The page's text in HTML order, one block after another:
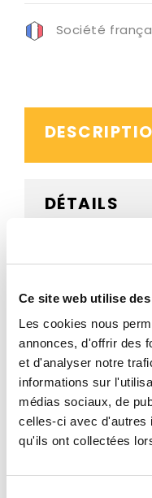
Ce site web utilise
Les cookies nous
annonces, d'offrir des
et d'analyser notre
informations sur
médias sociaux, de
celles-ci avec d'autres
qu'ils ont collectées
Société
DÉTAILS
BESOIN
Ce panneau routier
en structure acier ou
dimensions et avec